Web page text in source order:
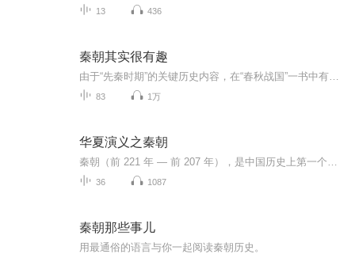
13 436
秦朝其实很有趣
83 1万
华夏演义之秦朝
36 1087
秦朝那些事儿
用最通俗的语言与你一起阅读秦朝历史。